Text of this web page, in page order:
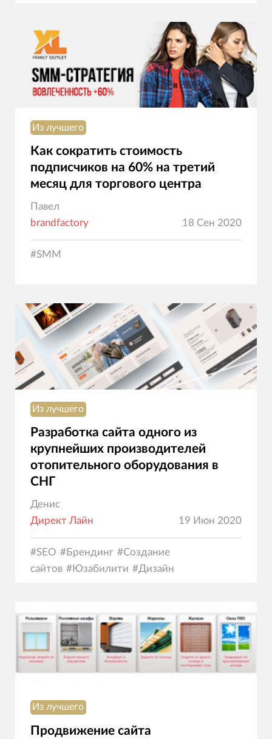
Из лучшего
Как сократить стоимость
подписчиков на 60% на третий
месяц для торгового центра
Павел
brandfactory
18 Сен 2020
#SMM
Из лучшего
Разработка сайта одного из
крупнейших производителей
отопительного оборудования в
СНГ
Денис
Директ Лайн
19 Июн 2020
#SEO #Брендинг #Создание
сайтов #Юзабилити #Дизайн
Из лучшего
Продвижение сайта